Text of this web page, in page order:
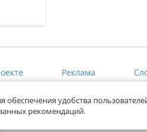
Реклама
Служба заботы
обеспечения удобства
рекомендаций.